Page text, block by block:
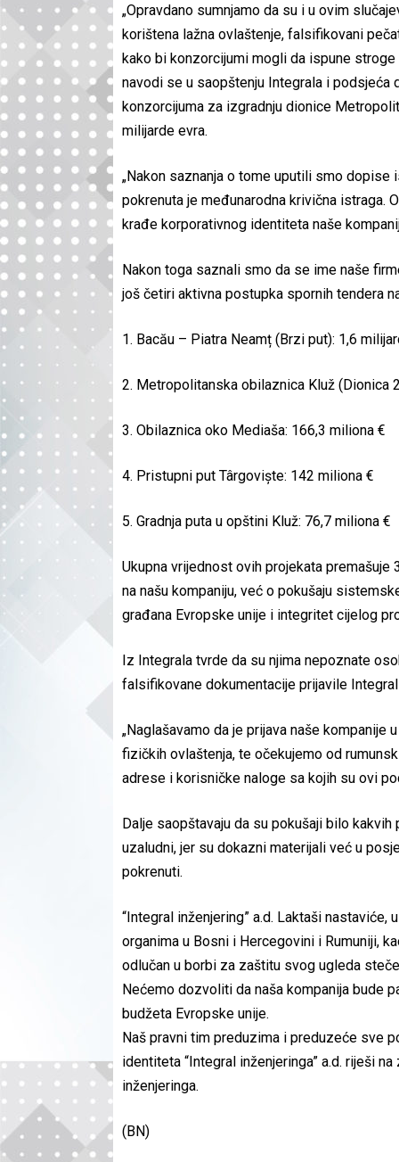
„Opravdano sumnjamo da su i u ovim
korištena lažna ovlaštenje, falsifikovani
kako bi konzorcijumi mogli da ispune
navodi se u saopštenju Integrala i podsjeća
konzorcijuma za izgradnju dionice
milijarde evra.
„Nakon saznanja o tome uputili smo dopise
pokrenuta je međunarodna krivična istraga.
krađe korporativnog identiteta naše
Nakon toga saznali smo da se ime naše
još četiri aktivna postupka spornih tendera
1. Bacău – Piatra Neamț (Brzi put): 1,6
2. Metropolitanska obilaznica Kluž (Dionica
3. Obilaznica oko Mediaša: 166,3 miliona €
4. Pristupni put Târgoviște: 142 miliona €
5. Gradnja puta u opštini Kluž: 76,7 miliona €
Ukupna vrijednost ovih projekata premašuje
na našu kompaniju, već o pokušaju
građana Evropske unije i integritet cijelog
Iz Integrala tvrde da su njima nepoznate
falsifikovane dokumentacije prijavile
„Naglašavamo da je prijava naše
fizičkih ovlaštenja, te očekujemo od
adrese i korisničke naloge sa kojih su ovi
Dalje saopštavaju da su pokušaji bilo
uzaludni, jer su dokazni materijali već u
pokrenuti.
“Integral inženjering” a.d. Laktaši
organima u Bosni i Hercegovini i Rumuniji,
odlučan u borbi za zaštitu svog ugleda
Nećemo dozvoliti da naša kompanija bude
budžeta Evropske unije.
Naš pravni tim preduzima i preduzeće sve
identiteta “Integral inženjeringa” a.d. riješi
inženjeringa.
(BN)